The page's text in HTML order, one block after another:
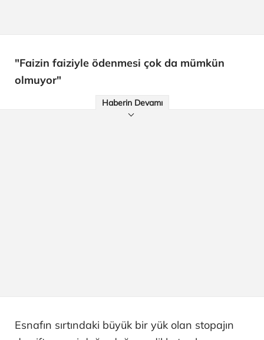
"Faizin faiziyle ödenmesi çok da mümkün
olmuyor"
Haberin Devamı
Esnafın sırtındaki büyük bir yük olan stopajın